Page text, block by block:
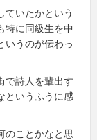
ていたかという
特に同級生を中
いうのが伝わっ
で詩人を輩出す
というふうに感
のことかなと思